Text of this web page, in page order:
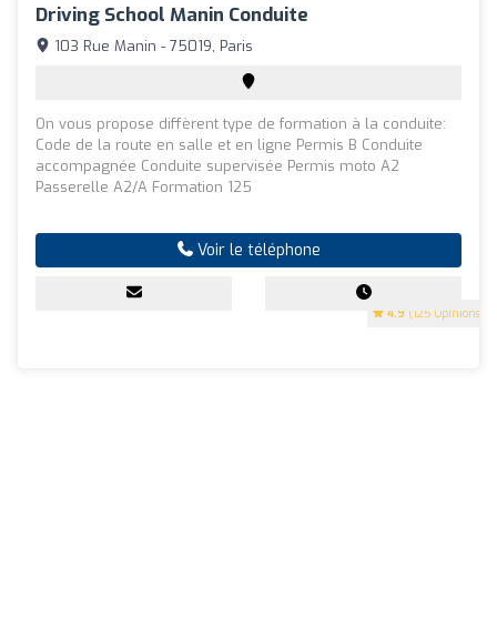
Driving School Manin Conduite
4.9 (125 Opinions)
103 Rue Manin - 75019, Paris
On vous propose diffèrent type de formation à la conduite:
Code de la route en salle et en ligne Permis B Conduite
accompagnée Conduite supervisée Permis moto A2
Passerelle A2/A Formation 125
Voir le téléphone